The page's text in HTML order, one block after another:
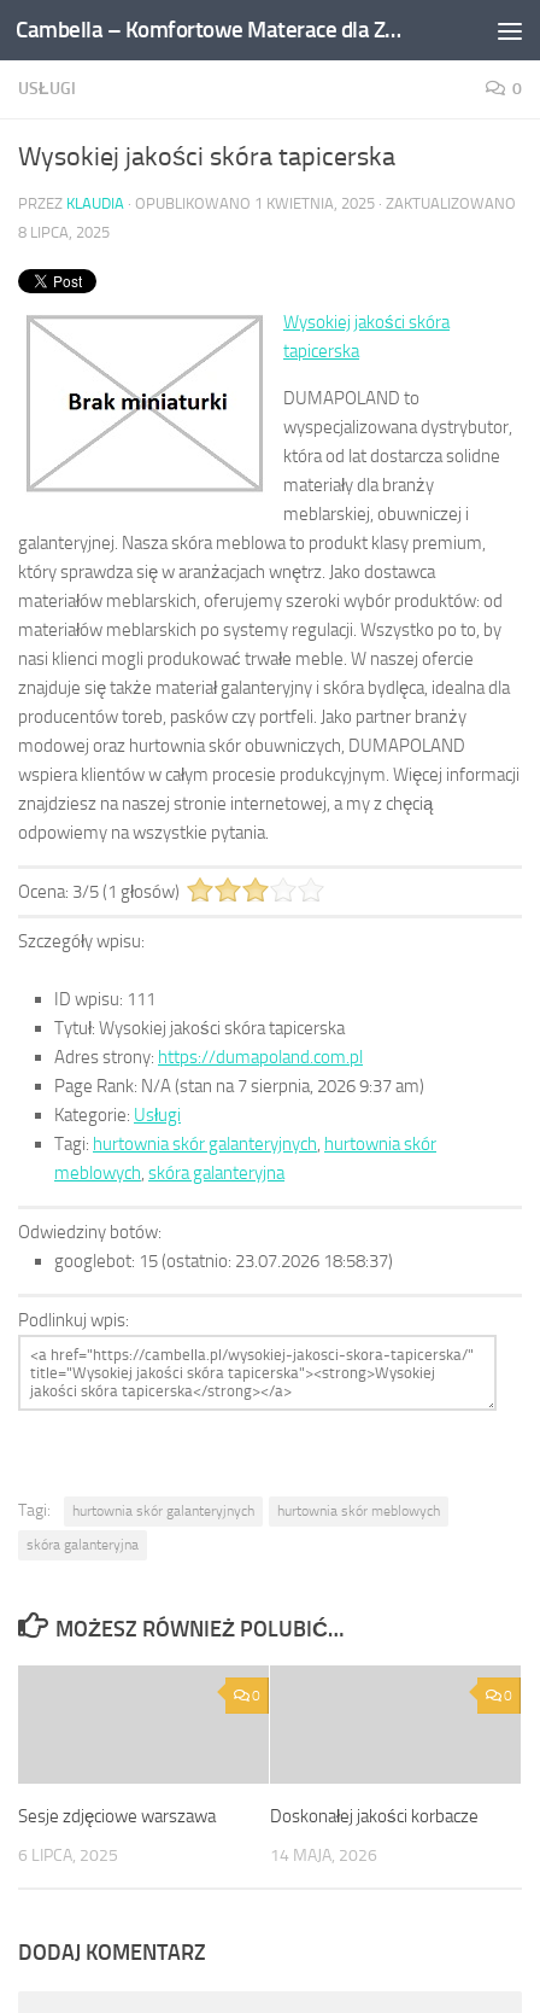
Przejdź do treści Cambella – Komfortowe Materace dla Zdrowego Snu
USŁUGI 0
Wysokiej jakości skóra tapicerska
PRZEZ KLAUDIA · OPUBLIKOWANO 1 KWIETNIA, 2025 · ZAKTUALIZOWANO
8 LIPCA, 2025
Wysokiej jakości skóra
tapicerska
DUMAPOLAND to
wyspecjalizowana dystrybutor,
która od lat dostarcza solidne
materiały dla branży
meblarskiej, obuwniczej i
galanteryjnej. Nasza skóra meblowa to produkt klasy premium,
który sprawdza się w aranżacjach wnętrz. Jako dostawca
materiałów meblarskich, oferujemy szeroki wybór produktów: od
materiałów meblarskich po systemy regulacji. Wszystko po to, by
nasi klienci mogli produkować trwałe meble. W naszej ofercie
znajduje się także materiał galanteryjny i skóra bydlęca, idealna dla
producentów toreb, pasków czy portfeli. Jako partner branży
modowej oraz hurtownia skór obuwniczych, DUMAPOLAND
wspiera klientów w całym procesie produkcyjnym. Więcej informacji
znajdziesz na naszej stronie internetowej, a my z chęcią
odpowiemy na wszystkie pytania.
Ocena: 3/5(1 głosów)
Szczegóły wpisu:
ID wpisu: 111
Tytuł: Wysokiej jakości skóra tapicerska
Adres strony: https://dumapoland.com.pl
Page Rank: N/A(stan na 7 sierpnia, 2026 9:37 am)
Kategorie: Usługi
Tagi: hurtownia skór galanteryjnych, hurtownia skór
meblowych, skóra galanteryjna
Odwiedziny botów:
googlebot: 15(ostatnio: 23.07.2026 18:58:37)
Podlinkuj wpis:
Tagi: hurtownia skór galanteryjnych
hurtownia skór meblowych
skóra galanteryjna
MOŻESZ RÓWNIEŻ POLUBIĆ…
0
Sesje zdjęciowe warszawa
6 LIPCA, 2025
0
Doskonałej jakości korbacze
14 MAJA, 2026
DODAJ KOMENTARZ